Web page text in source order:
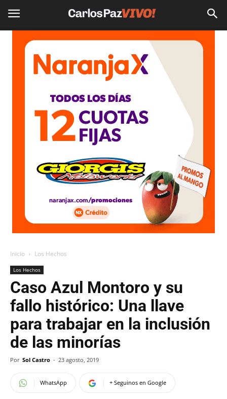
Inicio Los Hechos
Los Hechos
Caso Azul Montoro y su
fallo histórico: Una llave
para trabajar en la inclusión
de las minorías
Por Sol Castro - 23 agosto, 2019
WhatsApp + Seguinos en Google